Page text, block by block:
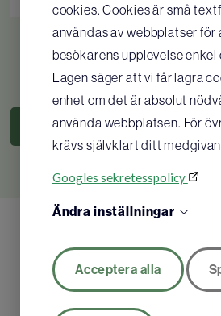
cookies. Cookies är små
användas av webbplatser för
besökarens upplevelse enkel
Lagen säger att vi får lagra
enhet om det är absolut
använda webbplatsen. För
krävs självklart ditt
Googles sekretesspolicy
Ändra inställningar
Acceptera alla
Batteri Fred Easyport
2 978 SEK
KÖP